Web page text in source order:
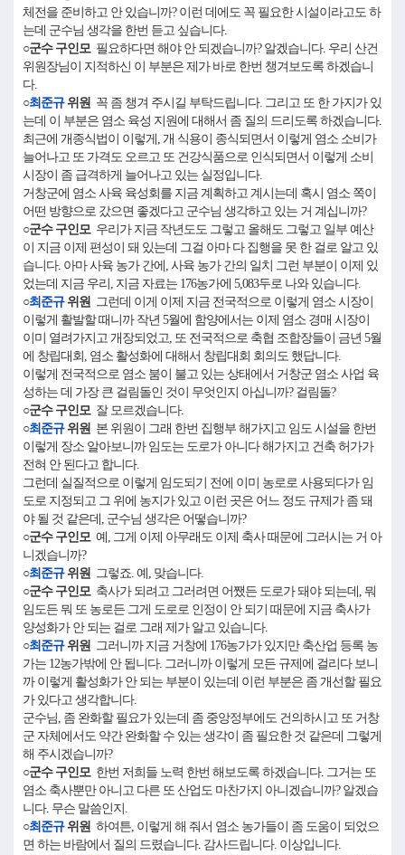
체전을 준비하고 안 있습니까? 이런 데에도 꼭 필요한 시설이라고도 하
는데 군수님 생각을 한번 듣고 싶습니다.
○군수 구인모필요하다면 해야 안 되겠습니까? 알겠습니다. 우리 산건
위원장님이 지적하신 이 부분은 제가 바로 한번 챙겨보도록 하겠습니
다.
○최준규위원 꼭 좀 챙겨 주시길 부탁드립니다. 그리고 또 한 가지가 있
는데 이 부분은 염소 육성 지원에 대해서 좀 질의 드리도록 하겠습니다.
최근에 개종식법이 이렇게, 개 식용이 종식되면서 이렇게 염소 소비가
늘어나고 또 가격도 오르고 또 건강식품으로 인식되면서 이렇게 소비
시장이 좀 급격하게 늘어나고 있는 실정입니다.
거창군에 염소 사육 육성회를 지금 계획하고 계시는데 혹시 염소 쪽이
어떤 방향으로 갔으면 좋겠다고 군수님 생각하고 있는 거 계십니까?
○군수 구인모우리가 지금 작년도도 그렇고 올해도 그렇고 일부 예산
이 지금 이제 편성이 돼 있는데 그걸 아마 다 집행을 못 한 걸로 알고 있
습니다. 아마 사육 농가 간에, 사육 농가 간의 일치 그런 부분이 이제 있
었는데 지금 우리, 지금 자료는 176농가에 5,083두로 나와 있습니다.
○최준규위원 그런데 이게 이제 지금 전국적으로 이렇게 염소 시장이
이렇게 활발할 때니까 작년 5월에 함양에서는 이제 염소 경매 시장이
이미 열려가지고 개장되었고, 또 전국적으로 축협 조합장들이 금년 5월
에 창립대회, 염소 활성화에 대해서 창립대회 회의도 했답니다.
이렇게 전국적으로 염소 붐이 불고 있는 상태에서 거창군 염소 사업 육
성하는 데 가장 큰 걸림돌인 것이 무엇인지 아십니까? 걸림돌?
○군수 구인모잘 모르겠습니다.
○최준규위원 본 위원이 그래 한번 집행부 해가지고 임도 시설을 한번
이렇게 장소 알아보니까 임도는 도로가 아니다 해가지고 건축 허가가
전혀 안 된다고 합니다.
그런데 실질적으로 이렇게 임도되기 전에 이미 농로로 사용되다가 임
도로 지정되고 그 위에 농지가 있고 이런 곳은 어느 정도 규제가 좀 돼
야 될 것 같은데, 군수님 생각은 어떻습니까?
○군수 구인모예, 그게 이제 아무래도 이제 축사 때문에 그러시는 거 아
니겠습니까?
○최준규위원 그렇죠. 예, 맞습니다.
○군수 구인모축사가 되려고 그러려면 어쨌든 도로가 돼야 되는데, 뭐
임도든 뭐 또 농로든 그게 도로로 인정이 안 되기 때문에 지금 축사가
양성화가 안 되는 걸로 그래 제가 알고 있습니다.
○최준규위원 그러니까 지금 거창에 176농가가 있지만 축산업 등록 농
가는 12농가밖에 안 됩니다. 그러니까 이렇게 모든 규제에 걸리다 보니
까 이렇게 활성화가 안 되는 부분이 있는데 이런 부분은 좀 개선할 필요
가 있다고 생각합니다.
군수님, 좀 완화할 필요가 있는데 좀 중앙정부에도 건의하시고 또 거창
군 자체에서도 약간 완화할 수 있는 생각이 좀 필요한 것 같은데 그렇게
해 주시겠습니까?
○군수 구인모한번 저희들 노력 한번 해보도록 하겠습니다. 그거는 또
염소 축사뿐만 아니고 다른 또 산업도 마찬가지 아니겠습니까? 알겠습
니다. 무슨 말씀인지.
○최준규위원 하여튼, 이렇게 해 줘서 염소 농가들이 좀 도움이 되었으
면 하는 바람에서 질의 드렸습니다. 감사드립니다. 이상입니다.